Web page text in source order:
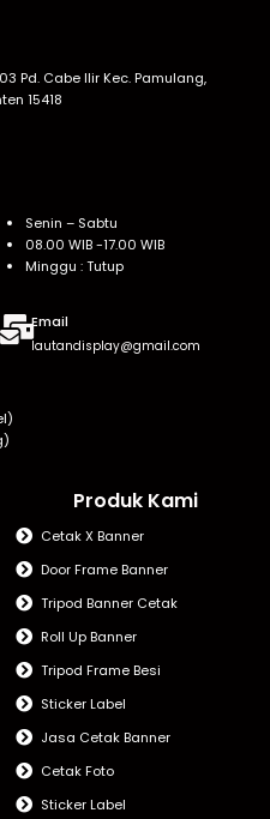
Pd. Cabe Ilir Kec. Pamulang,
15418
Senin – Sabtu
08.00 WIB -17.00 WIB
Minggu : Tutup
Email
lautandisplay@gmail.com
Produk Kami
Cetak X Banner
Door Frame Banner
Tripod Banner Cetak
Roll Up Banner
Tripod Frame Besi
Sticker Label
Jasa Cetak Banner
Cetak Foto
Sticker Label